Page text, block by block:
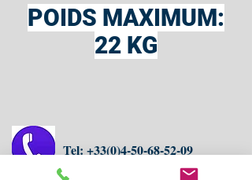
POIDS MAXIMUM:
22 KG
Tel: +33(0)4-50-68-52-09